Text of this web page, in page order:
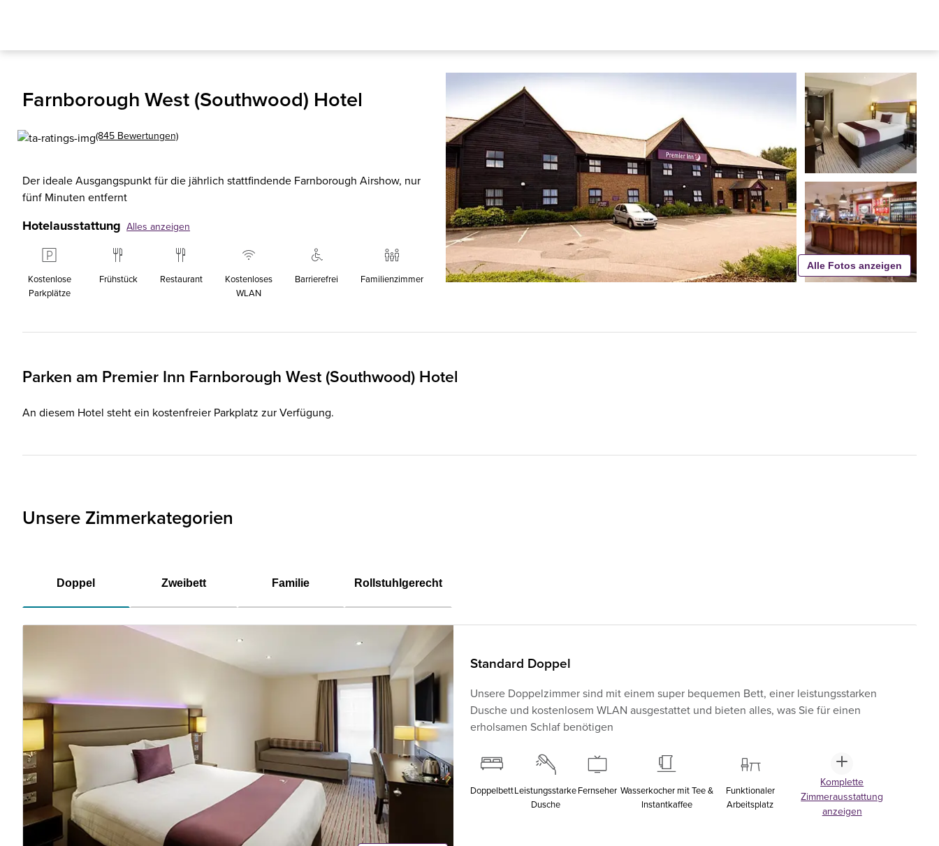
Farnborough West (Southwood) Hotel
(845 Bewertungen)
Der ideale Ausgangspunkt für die jährlich stattfindende Farnborough Airshow, nur
fünf Minuten entfernt
Hotelausstattung Alles anzeigen
Kostenlose
Parkplätze
Frühstück Restaurant
Kostenloses
WLAN
Barrierefrei Familienzimmer
Alle Fotos anzeigen
Parken am Premier Inn Farnborough West (Southwood) Hotel
An diesem Hotel steht ein kostenfreier Parkplatz zur Verfügung.
Unsere Zimmerkategorien
Doppel Zweibett Familie Rollstuhlgerecht
Standard Doppel
Unsere Doppelzimmer sind mit einem super bequemen Bett, einer leistungsstarken
Dusche und kostenlosem WLAN ausgestattet und bieten alles, was Sie für einen
erholsamen Schlaf benötigen
DoppelbettLeistungsstarke
Dusche
Fernseher Wasserkocher mit Tee &
Instantkaffee
Funktionaler
Arbeitsplatz
Komplette
Zimmerausstattung
anzeigen